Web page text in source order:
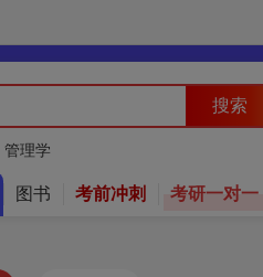
搜索
管理学
图书 考前冲刺 考研一对一